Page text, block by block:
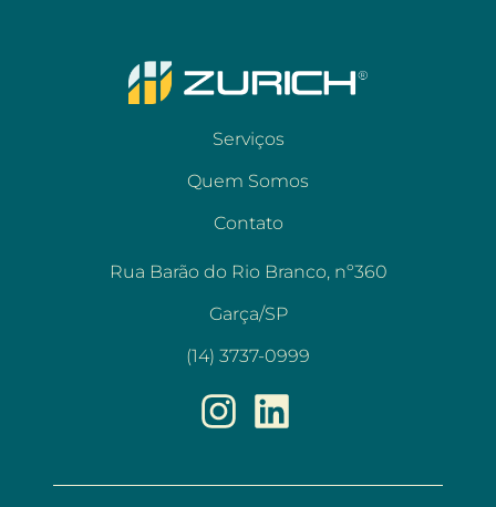
Serviços
Quem Somos
Contato
Rua Barão do Rio Branco, nº360
Garça/SP
(14) 3737-0999